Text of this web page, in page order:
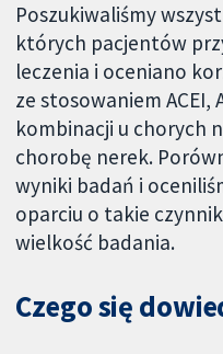
Poszukiwaliśmy
których pacjentów
leczenia i oceniano
ze stosowaniem ACEI,
kombinacji u chorych
chorobę nerek.
wyniki badań i
oparciu o takie
wielkość badania.
Czego się